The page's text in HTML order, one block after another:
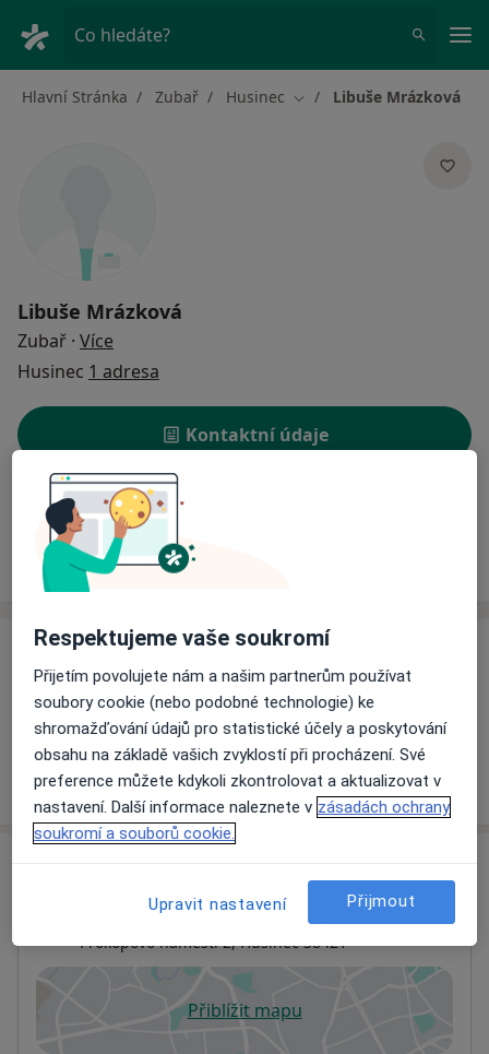
Co hledáte?
Hlavní Stránka Zubař Husinec Změna města
Libuše Mrázková
Libuše Mrázková
Zubař · Více
Husinec 1 adresa
Kontaktní údaje
Rezervovat termín
Ceník Adresy
Ceník
Informace o službách a cenách nejsou k dispozici
Tento specialista ještě nepřidával žádné informace o
svých službách.
Zubní laboratoř
Prokopovo náměstí 2, Husinec38421
Přiblížit mapuse otevře v nové záložce
Respektujeme vaše soukromí
Přijetím povolujete nám a našim partnerům používat
soubory cookie (nebo podobné technologie) ke
shromažďování údajů pro statistické účely a poskytování
obsahu na základě vašich zvyklostí při procházení. Své
preference můžete kdykoli zkontrolovat a aktualizovat v
nastavení. Další informace naleznete v zásadách ochrany
soukromí a souborů cookie.
Upravit nastavení Přijmout